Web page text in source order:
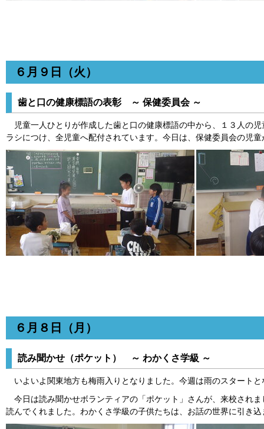
６月９日（火）
歯と口の健康標語の表彰 ～ 保健委員会 ～
児童一人ひとりが作成した歯と口の健康標語の中から、１３人の
ラシにつけ、全児童へ配付されています。今日は、保健委員会の児
６月８日（月）
読み聞かせ（ポケット） ～ わかくさ学級 ～
いよいよ関東地方も梅雨入りとなりました。今週は雨のスタートと
今日は読み聞かせボランティアの「ポケット」さんが、来校され
読んでくれました。わかくさ学級の子供たちは、お話の世界に引き